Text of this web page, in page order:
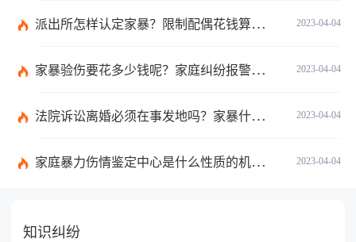
2023-04-04
派出所怎样认定家暴？限制配偶花钱算家暴吗？
2023-04-04
家暴验伤要花多少钱呢？家庭纠纷报警会有记录吗？
2023-04-04
法院诉讼离婚必须在事发地吗？家暴什么程度可以判刑呢？
2023-04-04
家庭暴力伤情鉴定中心是什么性质的机构呢？处理家庭暴力的原则有哪些呢？
知识纠纷